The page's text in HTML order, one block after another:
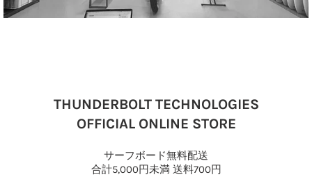
THUNDERBOLT TECHNOLOGIES
OFFICIAL ONLINE STORE
サーフボード無料配送
合計5,000円未満 送料700円